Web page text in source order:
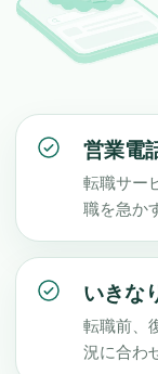
営業電
転職サー
職を急か
いきな
転職前、
況に合わ